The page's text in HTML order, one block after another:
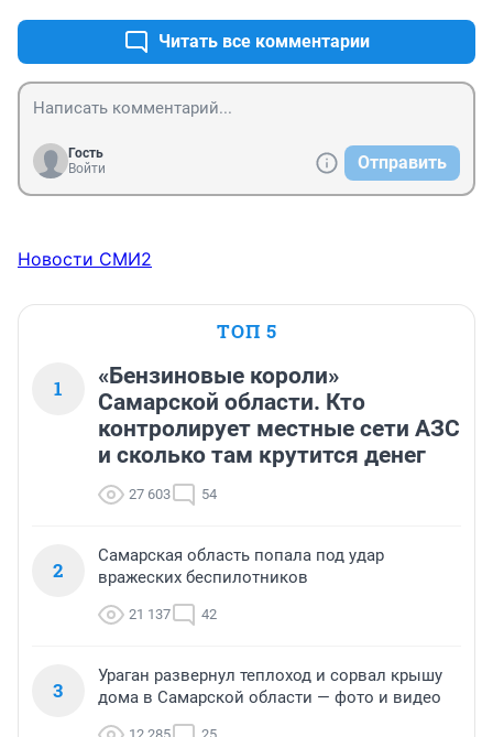
Читать все комментарии
Гость
Войти
Отправить
Новости СМИ2
ТОП 5
1
«Бензиновые короли»
Самарской области. Кто
контролирует местные сети АЗС
и сколько там крутится денег
27 603 54
2
Самарская область попала под удар
вражеских беспилотников
21 137 42
3
Ураган развернул теплоход и сорвал крышу
дома в Самарской области — фото и видео